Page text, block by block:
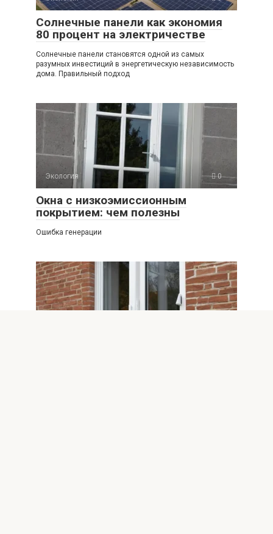
Солнечные панели как экономия
80 процент на электричестве
Солнечные панели становятся одной из самых
разумных инвестиций в энергетическую независимость
дома. Правильный подход
Экология 0
Окна с низкоэмиссионным
покрытием: чем полезны
Ошибка генерации